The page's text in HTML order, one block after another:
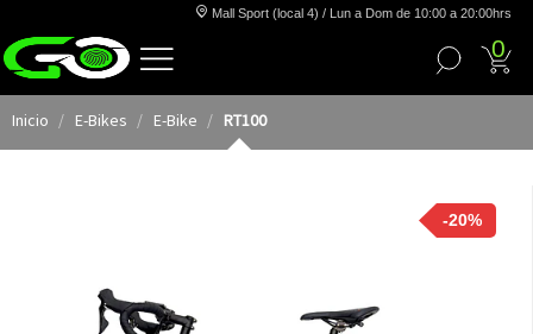
Mall Sport (local 4) / Lun a Dom de 10:00 a 20:00hrs
0
Inicio E-Bikes E-Bike RT100
-20%